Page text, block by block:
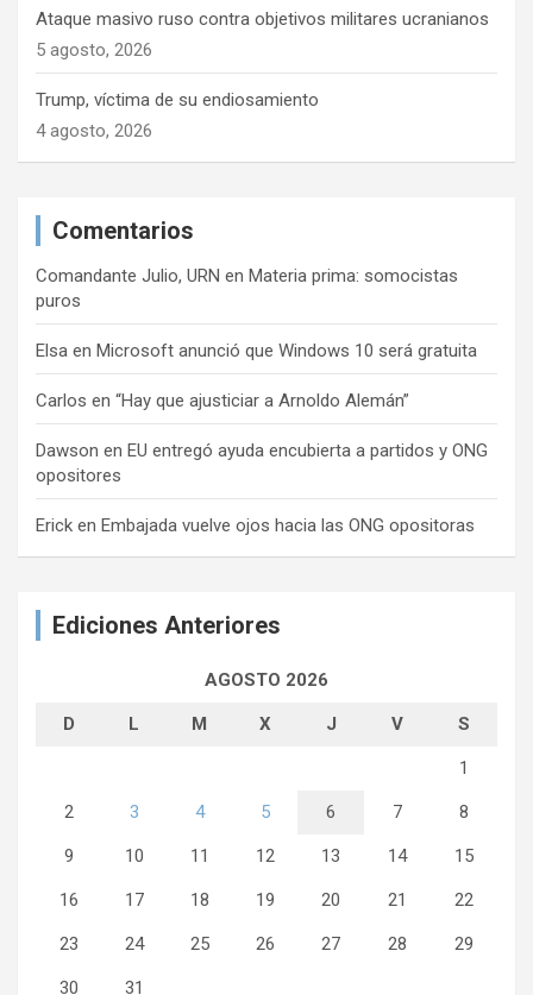
Ataque masivo ruso contra objetivos militares ucranianos
5 agosto, 2026
Trump, víctima de su endiosamiento
4 agosto, 2026
Comentarios
Comandante Julio, URN en Materia prima: somocistas
puros
Elsa en Microsoft anunció que Windows 10 será gratuita
Carlos en “Hay que ajusticiar a Arnoldo Alemán”
Dawson en EU entregó ayuda encubierta a partidos y ONG
opositores
Erick en Embajada vuelve ojos hacia las ONG opositoras
Ediciones Anteriores
AGOSTO 2026
D L M X J V S
1
2 3 4 5 6 7 8
9 10 11 12 13 14 15
16 17 18 19 20 21 22
23 24 25 26 27 28 29
30 31